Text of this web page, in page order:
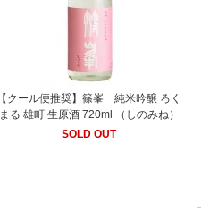
【クール便推奨】篠峯 純米吟醸 ろく
まる 雄町 生原酒 720ml （しのみね）
SOLD OUT